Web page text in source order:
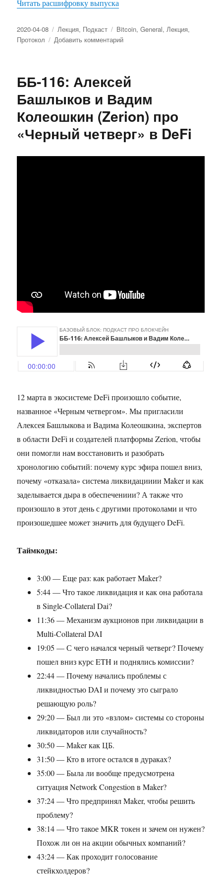
Читать расшифровку выпуска
Опубликовано
2020-04-08 Рубрики
Лекция, Подкаст Метки
Bitcoin,General,Лекция,
Протокол
Добавить комментарий
протоколы
блокчейнов
и
файлообмена
ББ-116: Алексей
Башлыков и Вадим
Колеошкин (Zerion) про
«Черный четверг» в DeFi
12 марта в экосистеме DeFi произошло событие,
названное «Черным четвергом». Мы пригласили
Алексея Башлыкова и Вадима Колеошкина, экспертов
в области DeFi и создателей платформы Zerion, чтобы
они помогли нам восстановить и разобрать
хронологию событий: почему курс эфира пошел вниз,
почему «отказала» система ликвидацииии Maker и как
заделывается дыра в обеспечениии? А также что
произошло в этот день с другими протоколами и что
произошедшее может значить для будущего DeFi.
Таймкоды:
3:00 — Еще раз: как работает Maker?
5:44 — Что такое ликвидация и как она работала
в Single-Collateral Dai?
11:36 — Механизм аукционов при ликвидации в
Multi-Collateral DAI
19:05 — С чего начался черный четверг? Почему
пошел вниз курс ETH и поднялись комиссии?
22:44 — Почему начались проблемы с
ликвидностью DAI и почему это сыграло
решающую роль?
29:20 — Был ли это «взлом» системы со стороны
ликвидаторов или случайность?
30:50 — Maker как ЦБ.
31:50 — Кто в итоге остался в дураках?
35:00 — Была ли вообще предусмотрена
ситуация Network Congestion в Maker?
37:24 — Что предпринял Maker, чтобы решить
проблему?
38:14 — Что такое MKR токен и зачем он нужен?
Похож ли он на акции обычных компаний?
43:24 — Как проходит голосование
стейкхолдеров?